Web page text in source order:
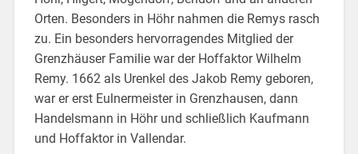
Orten. Besonders in Höhr nahmen die Remys rasch
zu. Ein besonders hervorragendes Mitglied der
Grenzhäuser Familie war der Hoffaktor Wilhelm
Remy. 1662 als Urenkel des Jakob Remy geboren,
war er erst Eulnermeister in Grenzhausen, dann
Handelsmann in Höhr und schließlich Kaufmann
und Hoffaktor in Vallendar.